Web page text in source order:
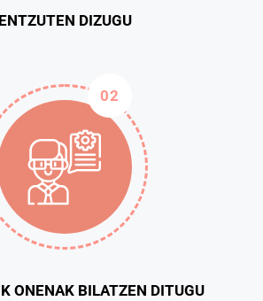
ENTZUTEN DIZUGU
02
ONENAK BILATZEN DITUGU